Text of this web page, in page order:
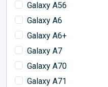
Galaxy A56
Galaxy A6
Galaxy A6+
Galaxy A7
Galaxy A70
Galaxy A71